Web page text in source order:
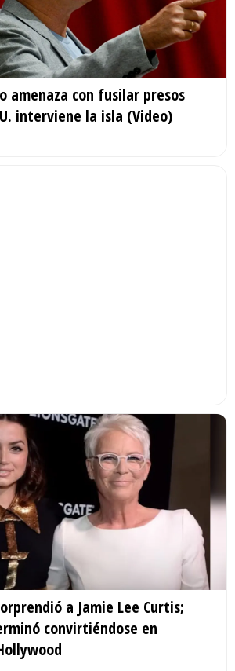
amenaza con fusilar presos
interviene la isla (Video)
a Jamie Lee Curtis;
convirtiéndose en